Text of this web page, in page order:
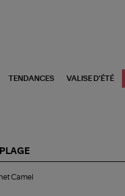
TENDANCES VALISE D'ÉTÉ
Camel